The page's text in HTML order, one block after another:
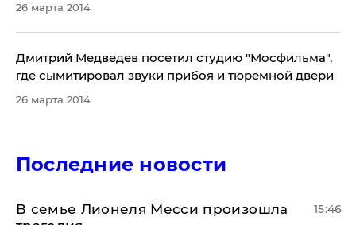
26 марта 2014
Дмитрий Медведев посетил студию "Мосфильма",
где сымитировал звуки прибоя и тюремной двери
26 марта 2014
Последние новости
В семье Лионеля Месси произошла
15:46